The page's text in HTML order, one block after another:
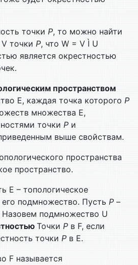
точки Р, то можно найти
точки Р, что W = V Ì U
является окрестностью
пространством
Е, каждая точка которого Р
множества Е,
точки Р и
выше свойствам.
пространства
пространство.
Е – топологическое
его подмножество. Пусть Р –
Назовем подмножество U
Точки Р в F, если
точки Р в E.
F называется